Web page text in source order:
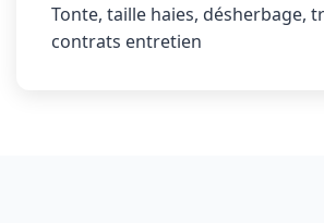
Tonte, taille haies, désherbage,
contrats entretien